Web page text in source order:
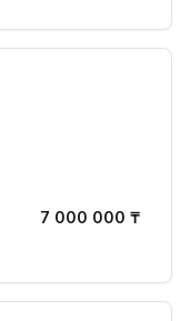
7 000 000 ₸